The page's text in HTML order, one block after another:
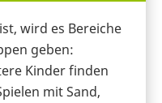
wird es Bereiche
geben:
Kinder finden
mit Sand,